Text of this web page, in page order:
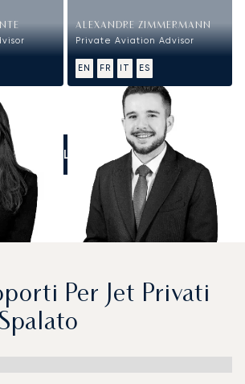
ALEXANDRE ZIMMERMANN
Private Aviation Advisor
EN FR IT ES
CALL US
Per Jet Privati